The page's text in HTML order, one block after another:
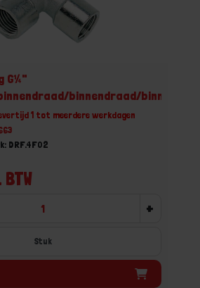
G¼"
binnendraad/
1 tot meerdere werkdagen
DRF.4F02
+
Stuk